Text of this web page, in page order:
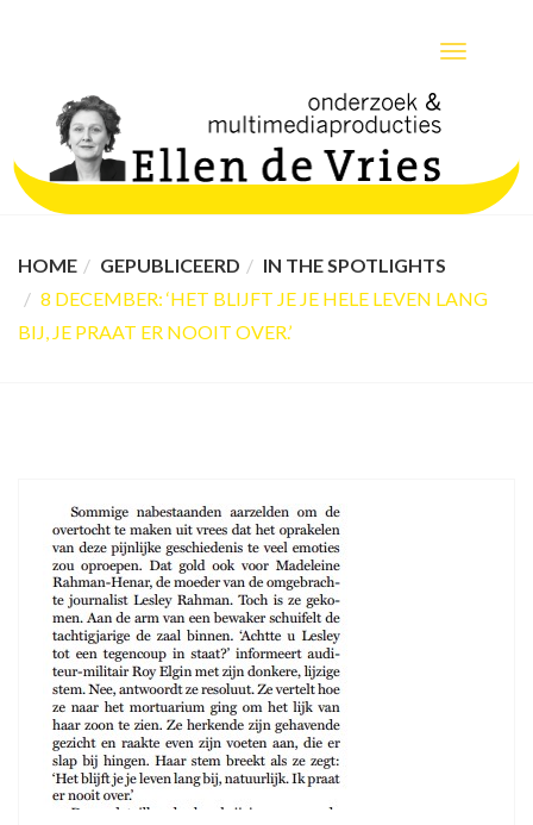
TOGGLE
HOME GEPUBLICEERD
IN THE SPOTLIGHTS
8 DECEMBER: ‘HET BLIJFT JE JE HELE LEVEN LANG
BIJ, JE PRAAT ER NOOIT OVER.’